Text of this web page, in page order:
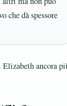
che dà spessore
ancora